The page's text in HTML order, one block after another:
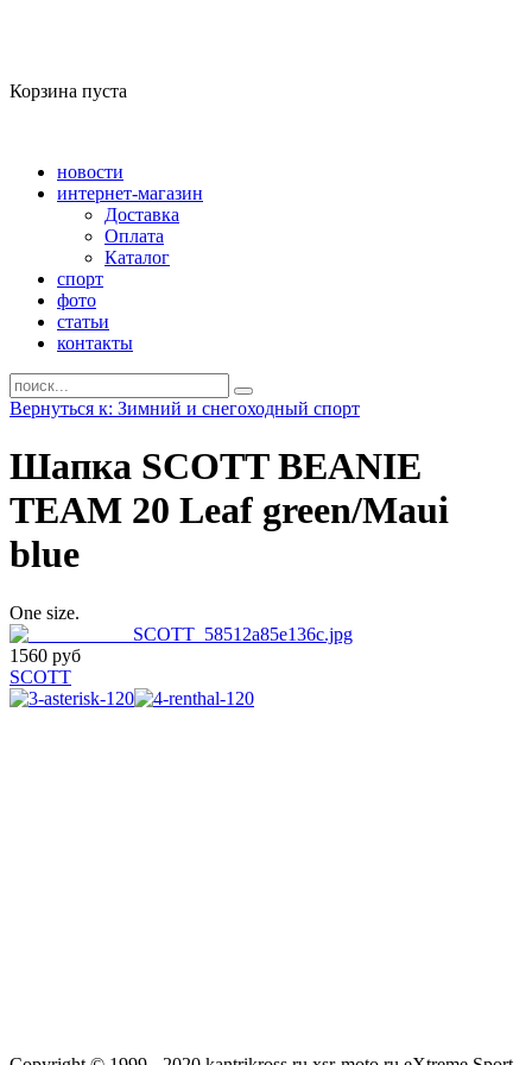
Корзина пуста
новости
интернет-магазин
Доставка
Оплата
Каталог
спорт
фото
статьи
контакты
Вернуться к: Зимний и снегоходный спорт
Шапка SCOTT BEANIE
TEAM 20 Leaf green/Maui
blue
One size.
1560 руб
SCOTT